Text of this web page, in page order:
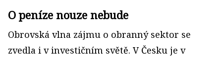
O peníze nouze nebude
Obrovská vlna zájmu o obranný sektor se
zvedla i v investičním světě. V Česku je v